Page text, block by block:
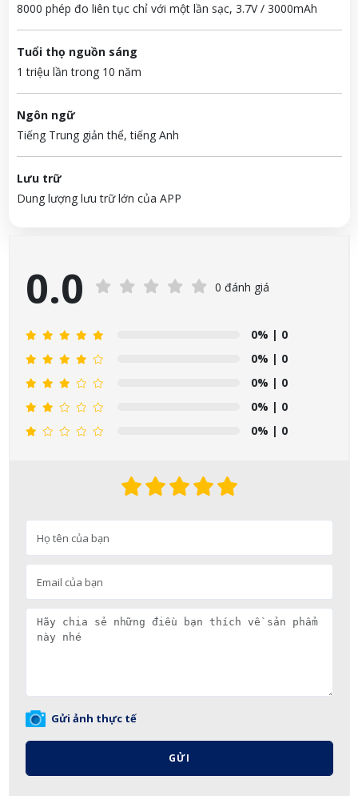
8000 phép đo liên tục chỉ với một lần sạc, 3.7V / 3000mAh
Tuổi thọ nguồn sáng
1 triệu lần trong 10 năm
Ngôn ngữ
Tiếng Trung giản thể, tiếng Anh
Lưu trữ
Dung lượng lưu trữ lớn của APP
0.0 0 đánh giá
0% | 0
0% | 0
0% | 0
0% | 0
0% | 0
Gửi ảnh thực tế
GỬI